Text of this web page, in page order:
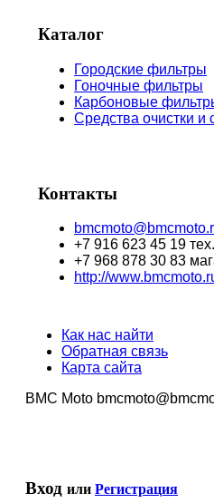
Каталог
Городские фильтры
Гоночные фильтры
Карбоновые
Средства очистки и
Контакты
+7 916 623 45 19
+7 968 878 30 83
http://
Как нас найти
Обратная связь
Карта сайта
BMC Moto
Вход или Регистрация